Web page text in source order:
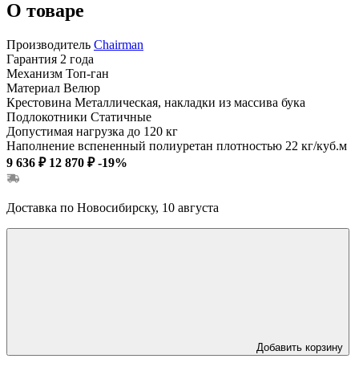
О товаре
Производитель Chairman
Гарантия 2 года
Механизм Топ-ган
Материал Велюр
Крестовина Металлическая, накладки из массива бука
Подлокотники Статичные
Допустимая нагрузка до 120 кг
Наполнение вспененный полиуретан плотностью 22 кг/куб.м
9 636 ₽ 12 870 ₽ -19%
Доставка по Новосибирску, 10 августа
Добавить корзину